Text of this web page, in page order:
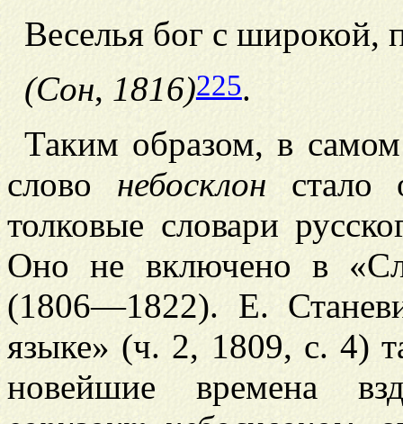
Веселья бог с широкой,
(Сон, 1816)225.
Таким образом, в
слово небосклон стало
толковые словари
Оно не включено в
(1806—1822). Е.
языке» (ч. 2, 1809, с. 4)
новейшие времена